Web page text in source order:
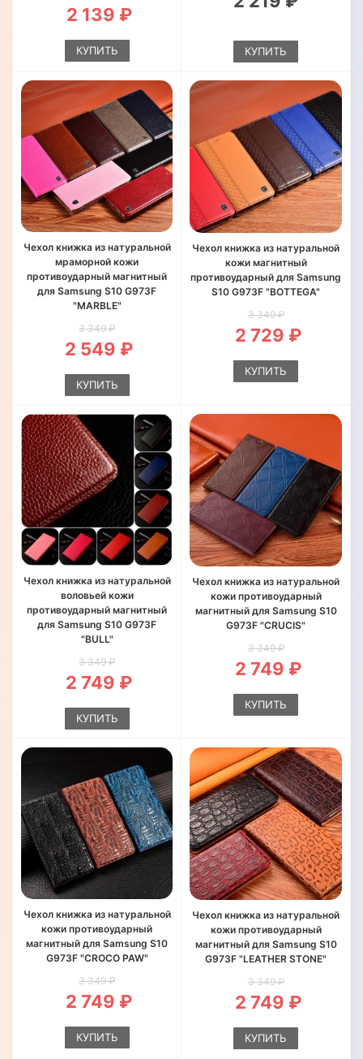
2 139 ₽
КУПИТЬ КУПИТЬ
Чехол книжка из натуральной
мраморной кожи
противоударный магнитный
для Samsung S10 G973F
"MARBLE"
3 349 ₽
2 549 ₽
КУПИТЬ
Чехол книжка из натуральной
кожи магнитный
противоударный для Samsung
S10 G973F "BOTTEGA"
3 349 ₽
2 729 ₽
КУПИТЬ
Чехол книжка из натуральной
воловьей кожи
противоударный магнитный
для Samsung S10 G973F
"BULL"
3 349 ₽
2 749 ₽
КУПИТЬ
Чехол книжка из натуральной
кожи противоударный
магнитный для Samsung S10
G973F "CRUCIS"
3 349 ₽
2 749 ₽
КУПИТЬ
Чехол книжка из натуральной
кожи противоударный
магнитный для Samsung S10
G973F "CROCO PAW"
3 349 ₽
2 749 ₽
КУПИТЬ
Чехол книжка из натуральной
кожи противоударный
магнитный для Samsung S10
G973F "LEATHER STONE"
3 349 ₽
2 749 ₽
КУПИТЬ